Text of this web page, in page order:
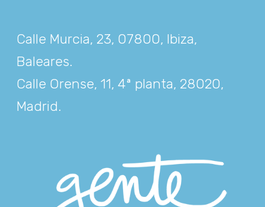
Calle Murcia, 23, 07800, Ibiza,
Baleares.
Calle Orense, 11, 4ª planta, 28020,
Madrid.